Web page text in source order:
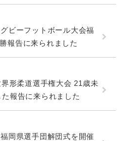
ビーフットボール大会福
報告に来られました
形柔道選手権大会 21歳未
報告に来られました
岡県選手団解団式を開催